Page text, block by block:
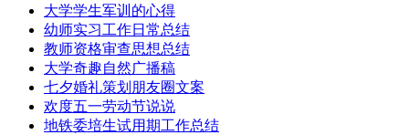
大学学生军训的心得
幼师实习工作日常总结
教师资格审查思想总结
大学奇趣自然广播稿
七夕婚礼策划朋友圈文案
欢度五一劳动节说说
地铁委培生试用期工作总结